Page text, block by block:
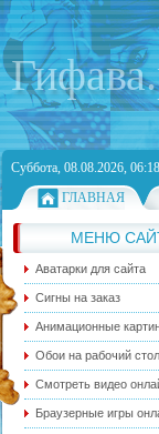
Суббота, 08.08.2026, 06:18
ГЛАВНАЯ
МЕНЮ
Аватарки для сайта
Сигны на заказ
Анимационные
Обои на рабочий стол
Смотреть видео
Браузерные игры